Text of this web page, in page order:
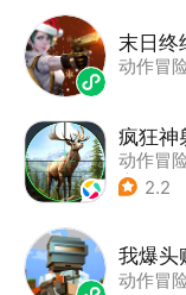
末日终
动作冒
疯狂神
动作冒
| 第一
2.2
我爆头
动作冒